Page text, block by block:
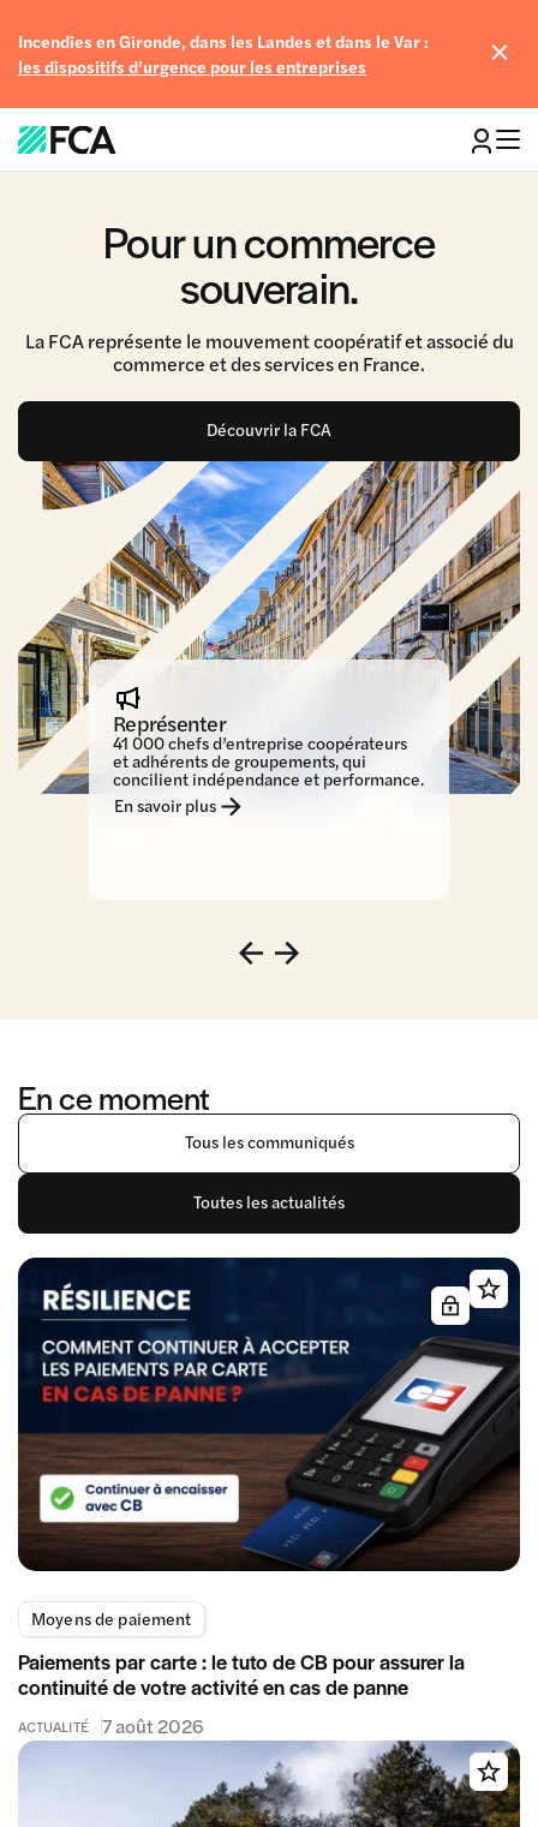
Incendies en Gironde, dans les Landes et dans le Var :
les dispositifs d’urgence pour les entreprises
Pour un commerce
souverain.
La FCA représente le mouvement coopératif et associé du
commerce et des services en France.
Découvrir la FCA
Représenter
41 000 chefs d’entreprise coopérateurs
et adhérents de groupements, qui
concilient indépendance et performance.
En savoir plus
Faire
Un modèle
et de la
vente et 670
En ce moment
Tous les communiqués
Toutes les actualités
Moyens de paiement
Paiements par carte : le tuto de CB pour assurer la
continuité de votre activité en cas de panne
ACTUALITÉ 7 août 2026